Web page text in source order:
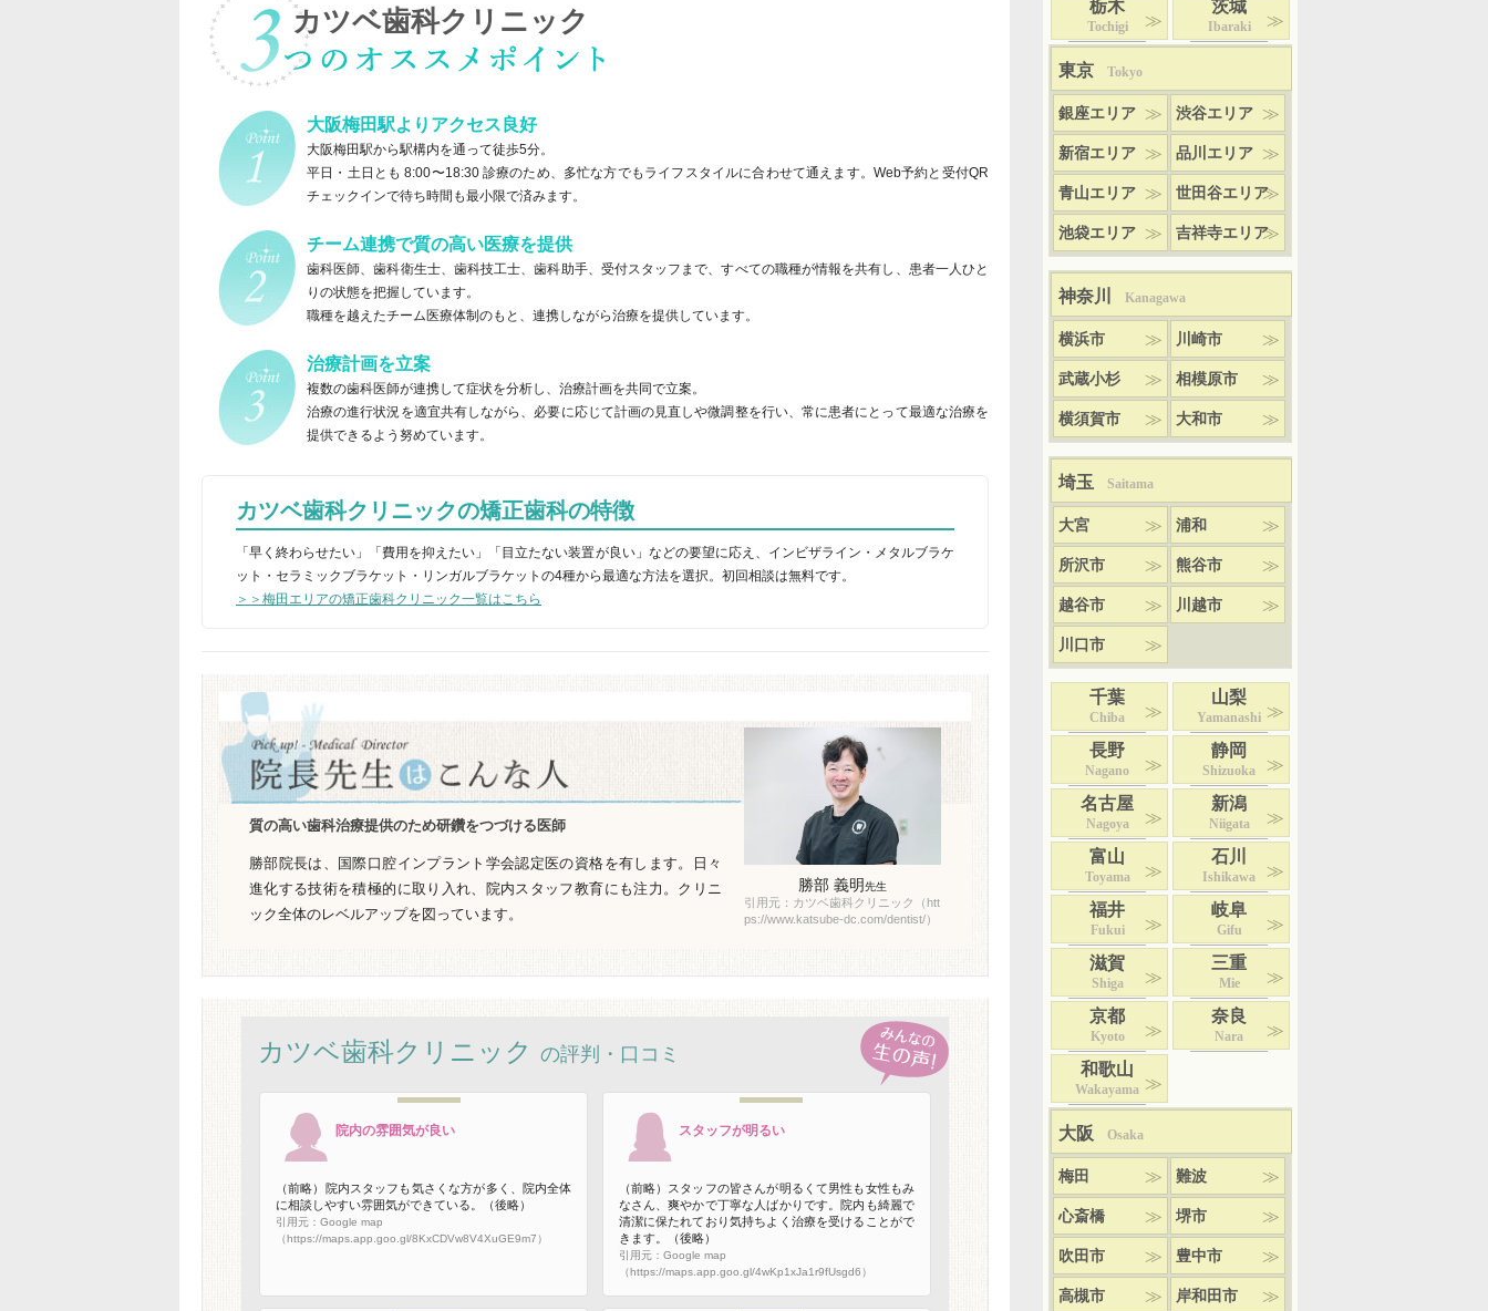
カツベ歯科クリニック
大阪梅田駅よりアクセス良好
大阪梅田駅から駅構内を通って徒歩5分。
平日・土日とも 8:00〜18:30 診療のため、多忙な方でもライフスタイルに合わせて通えます。Web予約と受付QR
チェックインで待ち時間も最小限で済みます。
チーム連携で質の高い医療を提供
歯科医師、歯科衛生士、歯科技工士、歯科助手、受付スタッフまで、すべての職種が情報を共有し、患者一人ひと
りの状態を把握しています。
職種を越えたチーム医療体制のもと、連携しながら治療を提供しています。
治療計画を立案
複数の歯科医師が連携して症状を分析し、治療計画を共同で立案。
治療の進行状況を適宜共有しながら、必要に応じて計画の見直しや微調整を行い、常に患者にとって最適な治療を
提供できるよう努めています。
カツベ歯科クリニックの矯正歯科の特徴
「早く終わらせたい」「費用を抑えたい」「目立たない装置が良い」などの要望に応え、インビザライン・メタルブラケ
ット・セラミックブラケット・リンガルブラケットの4種から最適な方法を選択。初回相談は無料です。
＞＞梅田エリアの矯正歯科クリニック一覧はこちら
勝部 義明先生
引用元：カツベ歯科クリニック（htt
ps://www.katsube-dc.com/dentist/）
質の高い歯科治療提供のため研鑽をつづける医師
勝部院長は、国際口腔インプラント学会認定医の資格を有します。日々
進化する技術を積極的に取り入れ、院内スタッフ教育にも注力。クリニ
ック全体のレベルアップを図っています。
カツベ歯科クリニック の評判・口コミ
院内の雰囲気が良い
（前略）院内スタッフも気さくな方が多く、院内全体
に相談しやすい雰囲気ができている。（後略）
引用元：Google map
（https://maps.app.goo.gl/8KxCDVw8V4XuGE9m7）
スタッフが明るい
（前略）スタッフの皆さんが明るくて男性も女性もみ
なさん、爽やかで丁寧な人ばかりです。院内も綺麗で
清潔に保たれており気持ちよく治療を受けることがで
きます。（後略）
引用元：Google map
（https://maps.app.goo.gl/4wKp1xJa1r9fUsgd6）
栃木
Tochigi
茨城
Ibaraki
東京 Tokyo
銀座エリア 渋谷エリア
新宿エリア 品川エリア
青山エリア 世田谷エリア
池袋エリア 吉祥寺エリア
神奈川 Kanagawa
横浜市 川崎市
武蔵小杉 相模原市
横須賀市 大和市
埼玉 Saitama
大宮 浦和
所沢市 熊谷市
越谷市 川越市
川口市
千葉
Chiba
山梨
Yamanashi
長野
Nagano
静岡
Shizuoka
名古屋
Nagoya
新潟
Niigata
富山
Toyama
石川
Ishikawa
福井
Fukui
岐阜
Gifu
滋賀
Shiga
三重
Mie
京都
Kyoto
奈良
Nara
和歌山
Wakayama
大阪 Osaka
梅田 難波
心斎橋 堺市
吹田市 豊中市
高槻市 岸和田市